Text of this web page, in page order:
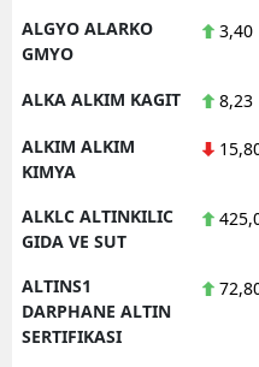
ALGYO ALARKO
GMYO
3,40
ALKA ALKIM KAGIT 8,23
ALKIM ALKIM
KIMYA
ALKLC ALTINKILIC
GIDA VE SUT
ALTINS1
DARPHANE ALTIN
SERTIFIKASI